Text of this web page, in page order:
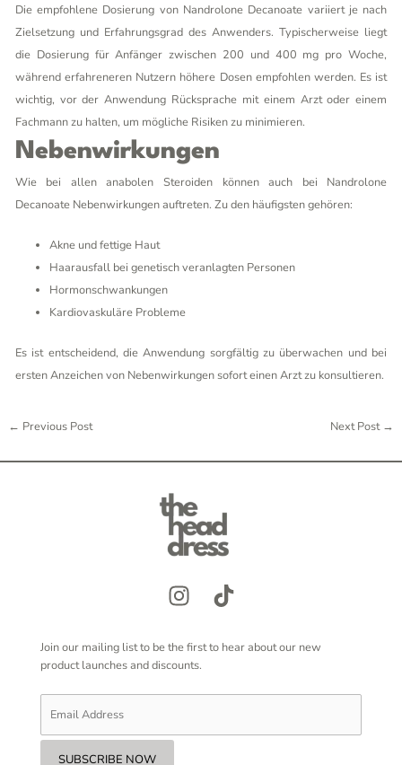
Die empfohlene Dosierung von Nandrolone Decanoate variiert je nach
Zielsetzung und Erfahrungsgrad des Anwenders. Typischerweise liegt
die Dosierung für Anfänger zwischen 200 und 400 mg pro Woche,
während erfahreneren Nutzern höhere Dosen empfohlen werden. Es ist
wichtig, vor der Anwendung Rücksprache mit einem Arzt oder einem
Fachmann zu halten, um mögliche Risiken zu minimieren.
Nebenwirkungen
Wie bei allen anabolen Steroiden können auch bei Nandrolone
Decanoate Nebenwirkungen auftreten. Zu den häufigsten gehören:
Akne und fettige Haut
Haarausfall bei genetisch veranlagten Personen
Hormonschwankungen
Kardiovaskuläre Probleme
Es ist entscheidend, die Anwendung sorgfältig zu überwachen und bei
ersten Anzeichen von Nebenwirkungen sofort einen Arzt zu konsultieren.
← Previous Post Next Post →
Join our mailing list to be the first to hear about our new
product launches and discounts.